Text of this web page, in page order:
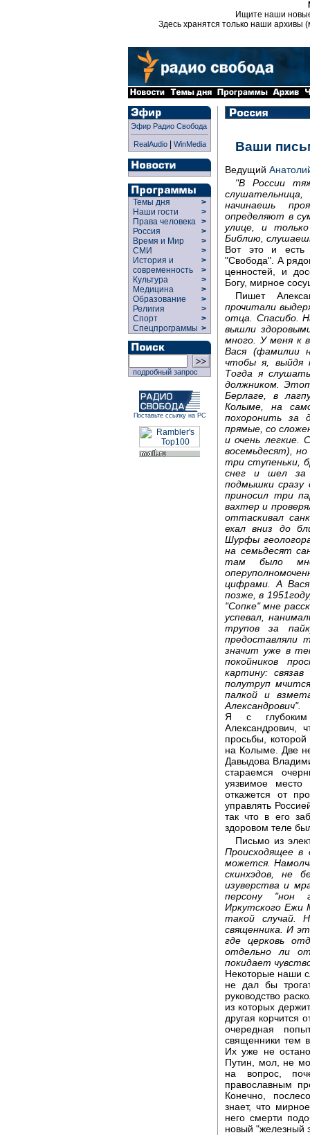
Ищите наши
Здесь хранятся только наши архивы
Эфир Радио Свобода
RealAudio| WinMedia
Темы дня
>
Наши гости
>
Права человека >
Россия
>
Время и Мир
>
СМИ
>
История и
современность
>
>
Культура
>
Медицина
>
Образование
>
Религия
>
Спорт
>
Спецпрограммы >
подробный запрос
Поставьте ссылку на РС
Ваши
Ведущий
"В России
начинаешь
определяют в
улице, и
Библию,
Вот это и есть
"Свобода". А
ценностей, и
Богу, мирное
Пишет
прочитали
отца. Спасибо.
вышли
много. У меня к
Вася (фамилии
чтобы я, выйдя
Тогда я
должником.
Берлаге, в
Колыме, на
похоронить за
прямые, со
и очень легкие.
восемьдесят), но
три ступеньки,
снег и шел за
подмышки сразу
приносил три
вахтер и
оттаскивал
ехал вниз до
Шурфы
на семьдесят
там было
цифрами. А
позже, в
"Сопке" мне
успевал,
трупов за
предоставляли
значит уже в
покойников
картину:
полутруп
палкой и
Александрович".
Я с глубоким
Александрович,
просьбы, которой
на Колыме. Две
Давыдова
стараемся
уязвимое
откажется от
управлять
так что в его
здоровом теле
Письмо из
Происходящее
можется.
скинхэдов, не
изуверства и
персону "нон
Иркутского Ежи
такой случай.
священника. И
где церковь
отдельно ли
покидает
Некоторые наши
не дал бы
руководство
из которых
другая корчится
очередная
священники тем
Их уже не
Путин, мол, не
на вопрос,
православным
Конечно,
знает, что
него смерти
новый "железный